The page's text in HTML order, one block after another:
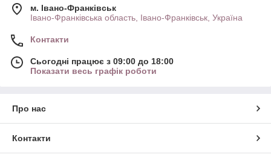
м. Івано-Франківськ
Івано-Франківська область, Івано-Франківськ, Україна
Контакти
Сьогодні працює з 09:00 до 18:00
Показати весь графік роботи
Про нас
Контакти